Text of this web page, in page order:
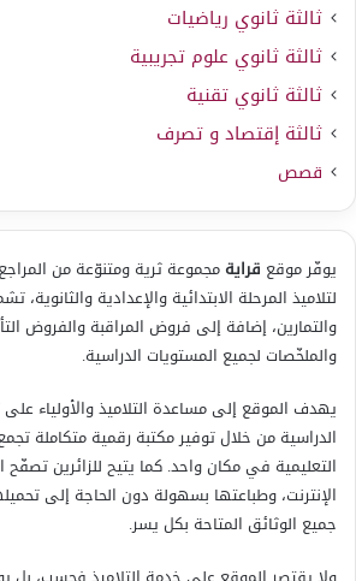
ثالثة ثانوي رياضيات
ثالثة ثانوي علوم تجريبية
ثالثة ثانوي تقنية
ثالثة إقتصاد و تصرف
قصص
يوفّر موقع قرايةمجموعة ثرية ومتنوّعة من
لتلاميذ المرحلة الابتدائية والإعدادية والثانوية،
والتمارين، إضافة إلى فروض المراقبة والفروض
والملخّصات لجميع المستويات الدراسية.
يهدف الموقع إلى مساعدة التلاميذ والأولياء
الدراسية من خلال توفير مكتبة رقمية متكاملة
التعليمية في مكان واحد. كما يتيح للزائرين تصفّح
الإنترنت، وطباعتها بسهولة دون الحاجة إلى
جميع الوثائق المتاحة بكل يسر.